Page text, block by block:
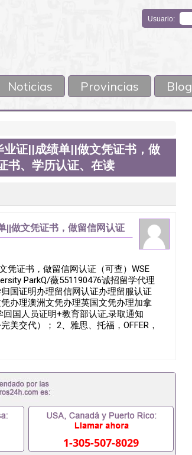
Usuario:
Noticias Provincias Blog
证||成绩单||做文凭证书，做
书、学历认证、在读
做文凭证书，做留信网认证
凭证书，做留信网认证（可查）WSE
ParkQ/薇551190476诚招留学代理
国证明办理留信网认证办理留服认证
办理澳洲文凭办理英国文凭办理加拿
国人员证明+教育部认证,录取通知
交代）； 2、雅思、托福，OFFER，
可以根据客户要求安排。 国内找工作
企/事业单位需要些什么材料
业证丢了怎么办, 没有正常毕业怎么办
正常毕业551190476您是否因为递交
不到教育部认证在校挂科了不想读了,
理本科/研究生文凭551190476如何办
买国外文凭551190476国外本科毕业
外假毕业证551190476哪里可以制作
哪里可以买假毕业证551190476哪里可
1-305-507-8029